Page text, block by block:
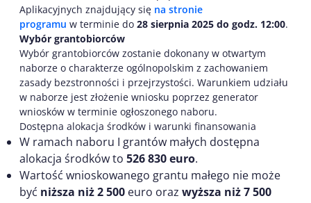
Aplikacyjnych znajdujący się na stronie
programu w terminie do 28 sierpnia 2025 do godz. 12:00.
Wybór grantobiorców
Wybór grantobiorców zostanie dokonany w otwartym
naborze o charakterze ogólnopolskim z zachowaniem
zasady bezstronności i przejrzystości. Warunkiem udziału
w naborze jest złożenie wniosku poprzez generator
wniosków w terminie ogłoszonego naboru.
Dostępna alokacja środków i warunki finansowania
W ramach naboru I grantów małych dostępna
alokacja środków to 526 830 euro.
Wartość wnioskowanego grantu małego nie może
być niższa niż 2 500 euro oraz wyższa niż 7 500